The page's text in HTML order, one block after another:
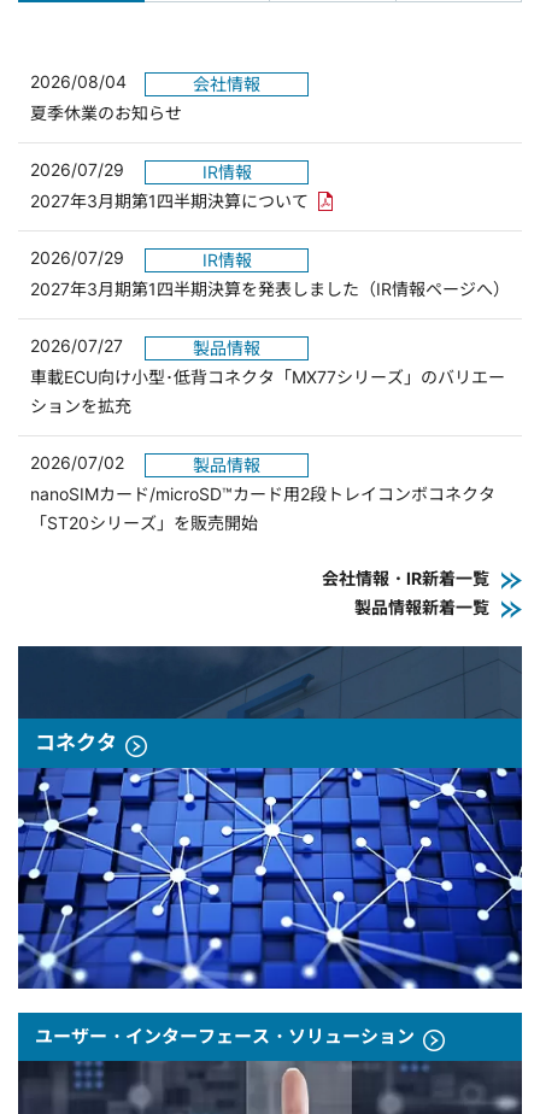
2026/08/04
会社情報
夏季休業のお知らせ
2026/07/29
IR情報
2027年3月期第1四半期決算について PDFリンクを新しいウィンド
2026/07/29
IR情報
2027年3月期第1四半期決算を発表しました（IR情報ページへ）
2026/07/27
製品情報
車載ECU向け小型･低背コネクタ「MX77シリーズ」のバリエー
ションを拡充
2026/07/02
製品情報
nanoSIMカード/microSD™カード用2段トレイコンボコネクタ
「ST20シリーズ」を販売開始
会社情報・IR新着一覧
製品情報新着一覧
コネクタ
ユーザー・インターフェース・ソリューション